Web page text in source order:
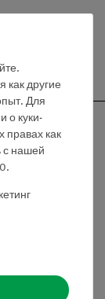
как другие
Для
о куки-
правах как
с нашей
0.